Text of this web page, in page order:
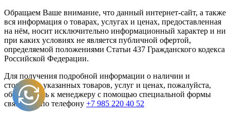
Обращаем Ваше внимание, что данный интернет-сайт, а также
вся информация о товарах, услугах и ценах, предоставленная
на нём, носит исключительно информационный характер и ни
при каких условиях не является публичной офертой,
определяемой положениями Статьи 437 Гражданского кодекса
Российской Федерации.
Для получения подробной информации о наличии и
стоимости указанных товаров, услуг и ценах, пожалуйста,
обращайтесь к менеджеру с помощью специальной формы
связи или по телефону +7 985 220 40 52